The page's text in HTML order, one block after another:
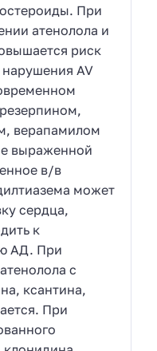
При
атенолола и
риск
AV
верапамилом
выраженной
в/в
может
сердца,
к
АД. При
с
ксантина,
При